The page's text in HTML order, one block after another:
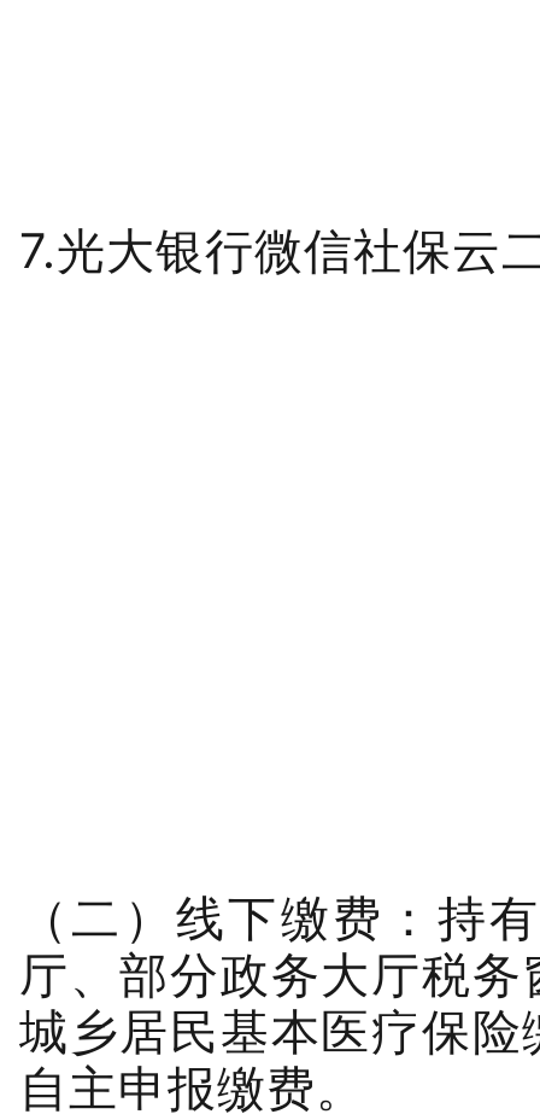
7.光大银行微信社保云
（二）线下缴费： 持
厅、部分政务大厅税
城乡居民基本医疗保
自主申报缴费。